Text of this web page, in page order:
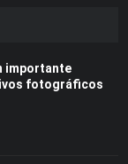
importante
fotográficos